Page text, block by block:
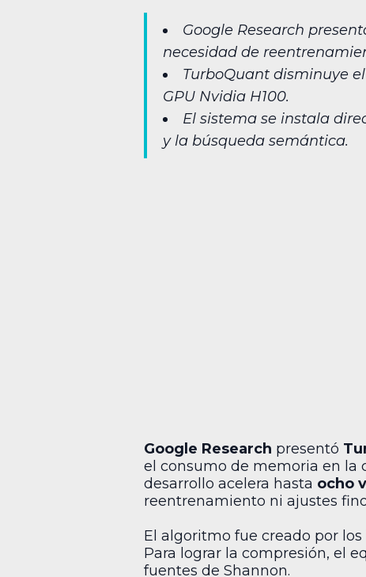
Google Research
necesidad de
TurboQuant disminuye
GPU Nvidia H100.
El sistema se instala
y la búsqueda semántica.
Google Research presentó
el consumo de memoria en la
desarrollo acelera hasta ocho
reentrenamiento ni ajustes
El algoritmo fue creado por
Para lograr la compresión, el
fuentes de Shannon.